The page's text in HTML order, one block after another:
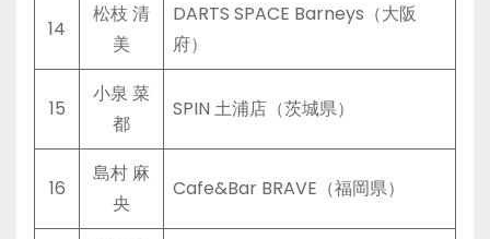
14
松枝 清
美
DARTS SPACE Barneys（大阪
府）
15
小泉 菜
都
SPIN 土浦店（茨城県）
16
島村 麻
央
Cafe&Bar BRAVE（福岡県）